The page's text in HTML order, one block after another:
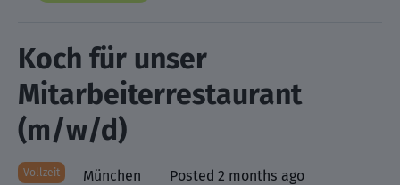
Koch für unser
Mitarbeiterrestaurant
(m/w/d)
Vollzeit München Posted 2 months ago